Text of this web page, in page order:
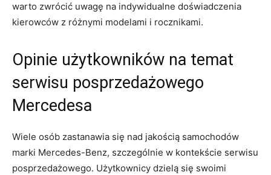
warto zwrócić uwagę na indywidualne doświadczenia
‌kierowców z różnymi modelami i rocznikami.
Opinie⁣ użytkowników ⁣na temat
serwisu posprzedażowego
Mercedesa
Wiele ​osób zastanawia ‌się⁢ nad jakością ⁤samochodów
marki ⁣Mercedes-Benz, szczególnie‍ w kontekście serwisu
posprzedażowego. Użytkownicy dzielą‍ się swoimi